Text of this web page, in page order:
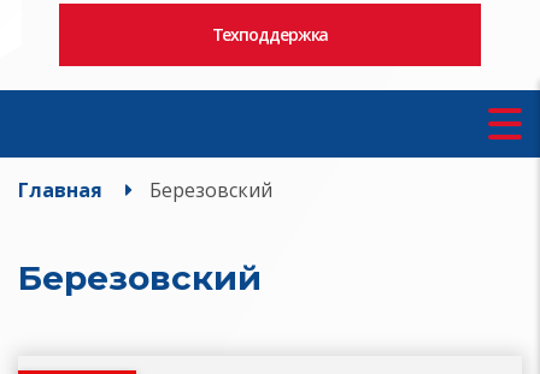
Техподдержка
Главная Березовский
Березовский